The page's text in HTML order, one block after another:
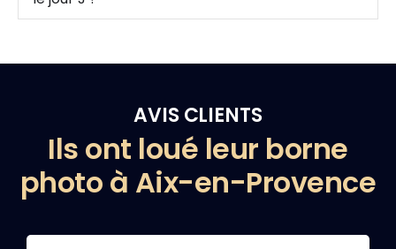
AVIS CLIENTS
Ils ont loué leur borne
photo à Aix-en-Provence